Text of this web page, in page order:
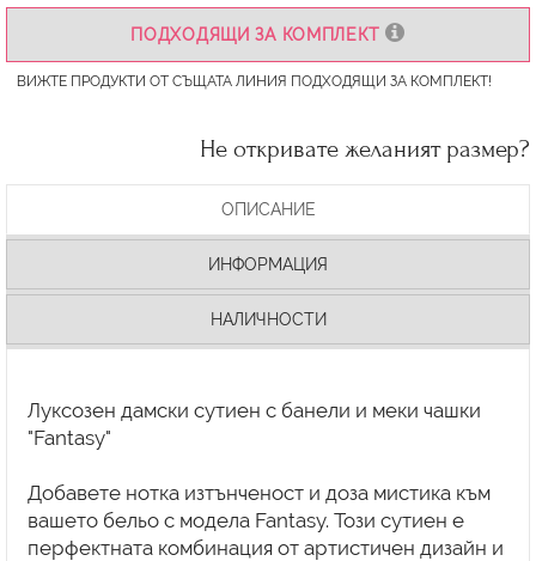
ПОДХОДЯЩИ ЗА КОМПЛЕКТ
ВИЖТЕ ПРОДУКТИ ОТ СЪЩАТА ЛИНИЯ ПОДХОДЯЩИ ЗА КОМПЛЕКТ!
Не откривате желаният размер?
ОПИСАНИЕ
ИНФОРМАЦИЯ
НАЛИЧНОСТИ
Луксозен дамски сутиен с банели и меки чашки
"Fantasy"
Добавете нотка изтънченост и доза мистика към
вашето бельо с модела Fantasy. Този сутиен е
перфектната комбинация от артистичен дизайн и